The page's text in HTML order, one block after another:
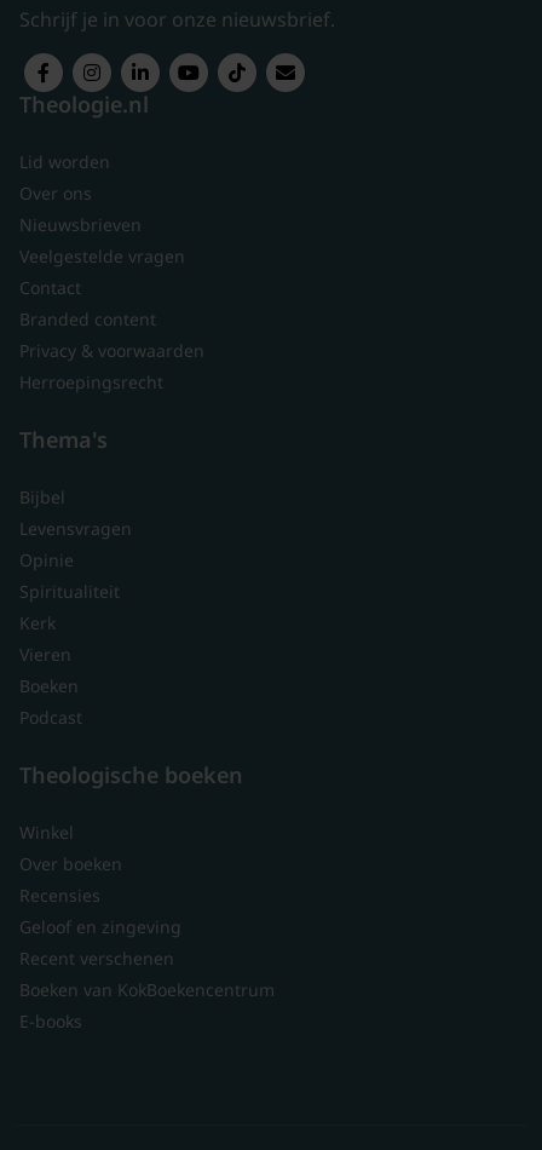
Schrijf je in voor onze nieuwsbrief.
Theologie.nl
Lid worden
Over ons
Nieuwsbrieven
Veelgestelde vragen
Contact
Branded content
Privacy & voorwaarden
Herroepingsrecht
Thema's
Bijbel
Levensvragen
Opinie
Spiritualiteit
Kerk
Vieren
Boeken
Podcast
Theologische boeken
Winkel
Over boeken
Recensies
Geloof en zingeving
Recent verschenen
Boeken van KokBoekencentrum
E-books